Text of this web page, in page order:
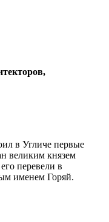
в Угличе первые
великим князем
перевели в
именем Горяй.